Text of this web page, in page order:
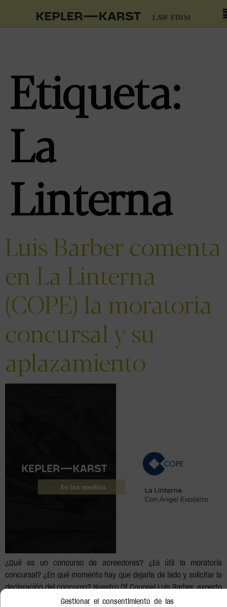
Gestionar el consentimiento de las
Etiqueta:
La
Linterna
Luis Barber comenta
en La Linterna
(COPE) la moratoria
concursal y su
aplazamiento
¿Qué es un concurso de acreedores? ¿Es útil la moratoria
concursal? ¿En qué momento hay que dejarla de lado y solicitar la
declaración del concurso? Nuestro Of Counsel Luis Barber, experto
en Derecho concursal, hace de profesor de economía en el